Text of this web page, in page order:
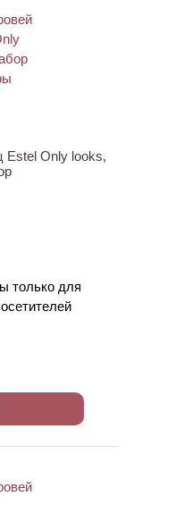
Estel Only looks,
только для